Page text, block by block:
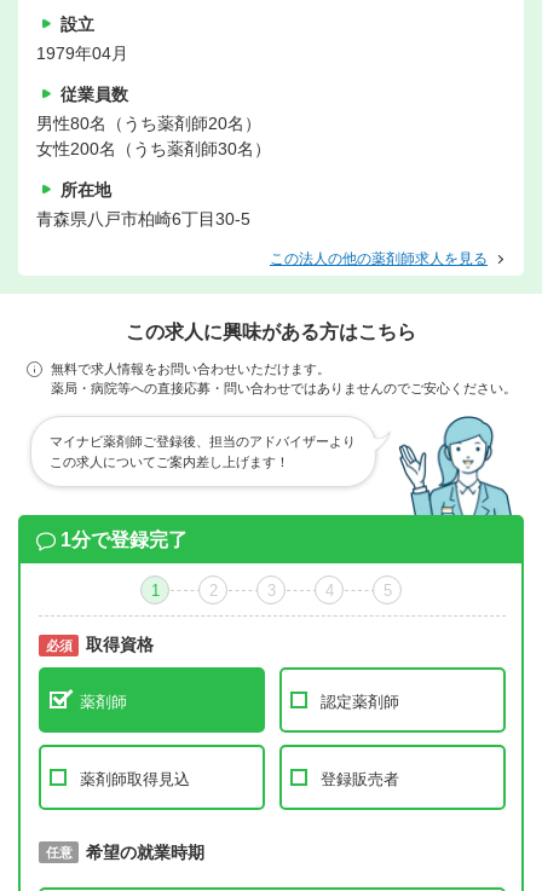
設立
1979年04月
従業員数
男性80名（うち薬剤師20名）
女性200名（うち薬剤師30名）
所在地
青森県八戸市柏崎6丁目30-5
この法人の他の薬剤師求人を見る
この求人に興味がある方はこちら
無料で求人情報をお問い合わせいただけます。
薬局・病院等への直接応募・問い合わせではありませんのでご安心ください。
マイナビ薬剤師ご登録後、担当のアドバイザーより
この求人についてご案内差し上げます！
1分で登録完了
1 2 3 4 5
必須 取得資格
薬剤師 認定薬剤師
薬剤師取得見込 登録販売者
必須 取得予定年
任意 希望の就業時期